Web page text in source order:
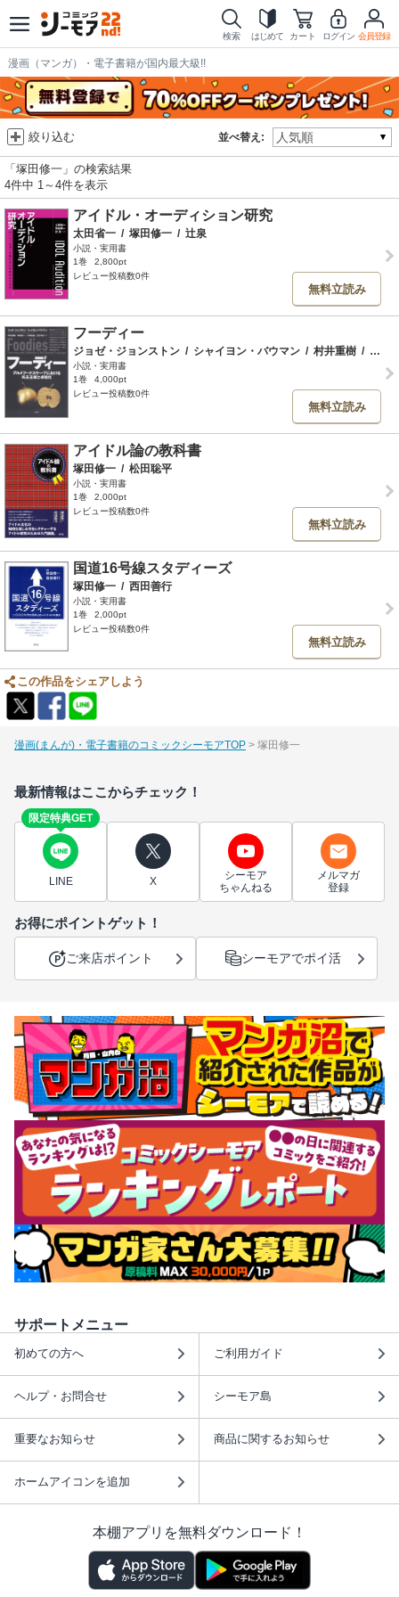
検索 はじめて カート ログイン 会員登録
漫画（マンガ）・電子書籍が国内最大級!!
並べ替え:
絞り込む
「塚田修一」の検索結果
4件中 1～4件を表示
アイドル・オーディション研究
太田省一 / 塚田修一 / 辻泉
小説・実用書
1巻
2,800pt
レビュー投稿数0件
無料立読み
フーディー
ジョゼ・ジョンストン / シャイヨン・バウマン / 村井重樹 /
小説・実用書
1巻
4,000pt
レビュー投稿数0件
無料立読み
アイドル論の教科書
塚田修一 / 松田聡平
小説・実用書
1巻
2,000pt
レビュー投稿数0件
無料立読み
国道16号線スタディーズ
塚田修一 / 西田善行
小説・実用書
1巻
2,000pt
レビュー投稿数0件
無料立読み
この作品をシェアしよう
漫画(まんが)・電子書籍のコミックシーモアTOP 塚田修一
最新情報はここからチェック！
限定特典GET
LINE X
シーモア
ちゃんねる
メルマガ
登録
お得にポイントゲット！
ご来店ポイント シーモアでポイ活
サポートメニュー
初めての方へ ご利用ガイド
ヘルプ・お問合せ シーモア島
重要なお知らせ 商品に関するお知らせ
ホームアイコンを追加
本棚アプリを無料ダウンロード！